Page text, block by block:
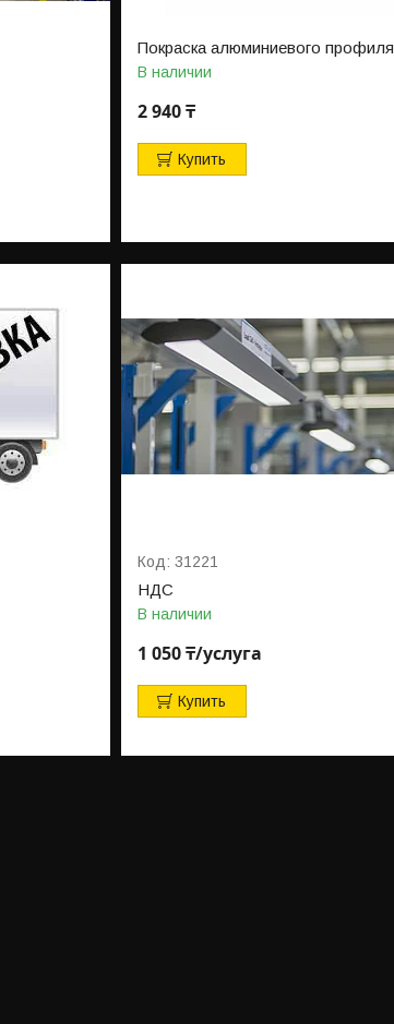
Покраска алюминиевого профиля
В наличии
2 940 ₸
Купить
31221
НДС
В наличии
1 050 ₸/услуга
Купить